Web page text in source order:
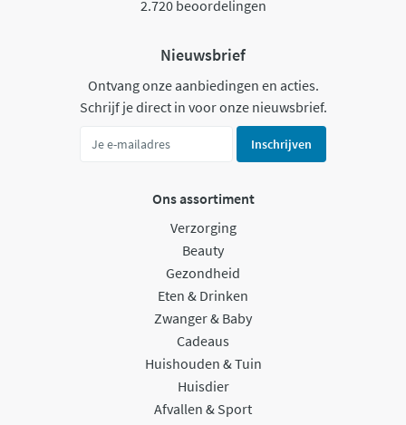
2.720 beoordelingen
Nieuwsbrief
Ontvang onze aanbiedingen en acties.
Schrijf je direct in voor onze nieuwsbrief.
Inschrijven
Ons assortiment
Verzorging
Beauty
Gezondheid
Eten & Drinken
Zwanger & Baby
Cadeaus
Huishouden & Tuin
Huisdier
Afvallen & Sport